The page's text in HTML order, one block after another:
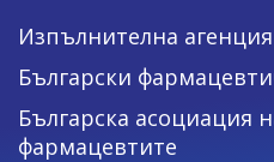
Изпълнителна
Български
Българска асоциация
фармацевтите